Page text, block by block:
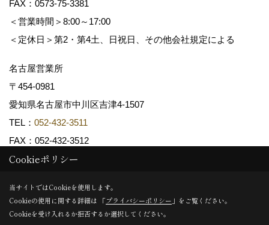
FAX：0573-75-3381
＜営業時間＞8:00～17:00
＜定休日＞第2・第4土、日祝日、その他会社規定による
名古屋営業所
〒454-0981
愛知県名古屋市中川区吉津4-1507
TEL： 052-432-3511
FAX：052-432-3512
Copyright (c) 共和木材工業株式会社. All Rights Reserved.
Produced byゴデスクリエイト
Cookieポリシー
当サイトではCookieを使用します。
Cookieの使用に関する詳細は 「プライバシーポリシー 」をご覧ください。
Cookieを受け入れるか拒否するか選択してください。